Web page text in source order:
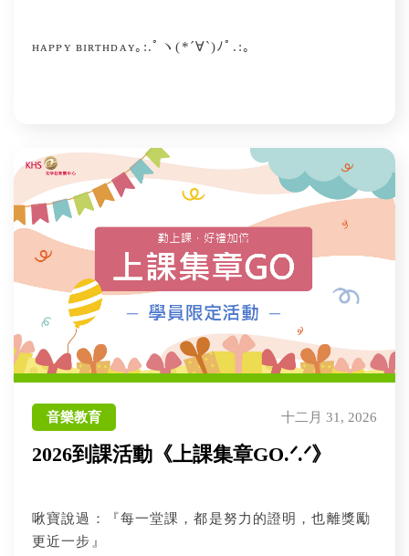
ʜᴀᴘᴘʏ ʙɪʀᴛʜᴅᴀʏ｡:.ﾟヽ(*´∀`)ﾉﾟ.:｡
音樂教育 十二月 31, 2026
2026到課活動《上課集章GO.ᐟ.ᐟ》
啾寶說過：『每一堂課，都是努力的證明，也離獎勵
更近一步』